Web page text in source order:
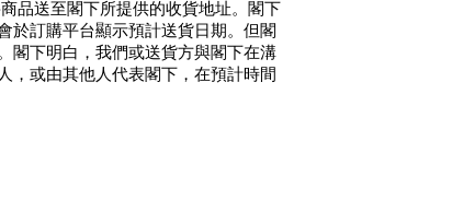
品送至閣下所提供的收貨地址。閣下
於訂購平台顯示預計送貨日期。但閣
閣下明白，我們或送貨方與閣下在溝
，或由其他人代表閣下，在預計時間